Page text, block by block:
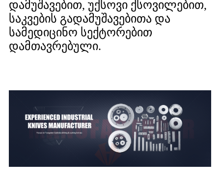
დამუშავებით, უქსოვი ქსოვილებით,
საკვების გადამუშავებითა და
სამედიცინო სექტორებით
დამთავრებული.